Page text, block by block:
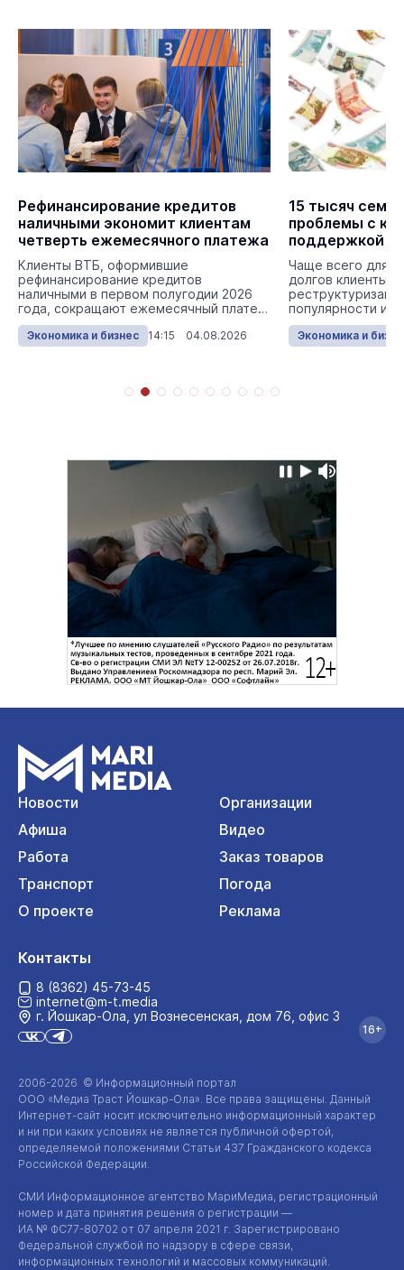
Рефинансирование кредитов
наличными экономит клиентам
четверть ежемесячного платежа
Клиенты ВТБ, оформившие
рефинансирование кредитов
наличными в первом полугодии 2026
года, сокращают ежемесячный платеж
в среднем на 25% – с 56 до ...
Экономика и бизнес 14:15 04.08.2026
15 тысяч
проблемы с
поддержкой
банка
Чаще всего для
долгов клиенты
популярности
ипотечные
Экономика и
Новости
Организации
Афиша
Видео
Работа
Заказ товаров
Транспорт
Погода
О проекте
Реклама
2006-2026 © Информационный портал
ООО «Медиа Траст Йошкар-Ола». Все права защищены. Данный
Интернет-сайт носит исключительно информационный характер
и ни при каких условиях не является публичной офертой,
определяемой положениями Статьи 437 Гражданского кодекса
Российской Федерации.
СМИ Информационное агентство МариМедиа, регистрационный
номер и дата принятия решения о регистрации —
ИА № ФС77-80702 от 07 апреля 2021 г. Зарегистрировано
Федеральной службой по надзору в сфере связи,
информационных технологий и массовых коммуникаций.
Контакты
8 (8362) 45-73-45
internet@m-t.media
г. Йошкар‑Ола, ул Вознесенская, дом 76, офис 3
16+